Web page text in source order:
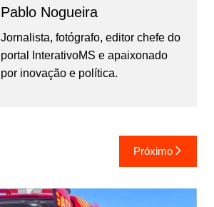
Pablo Nogueira
Jornalista, fotógrafo, editor chefe do
portal InterativoMS e apaixonado
por inovação e política.
Próximo